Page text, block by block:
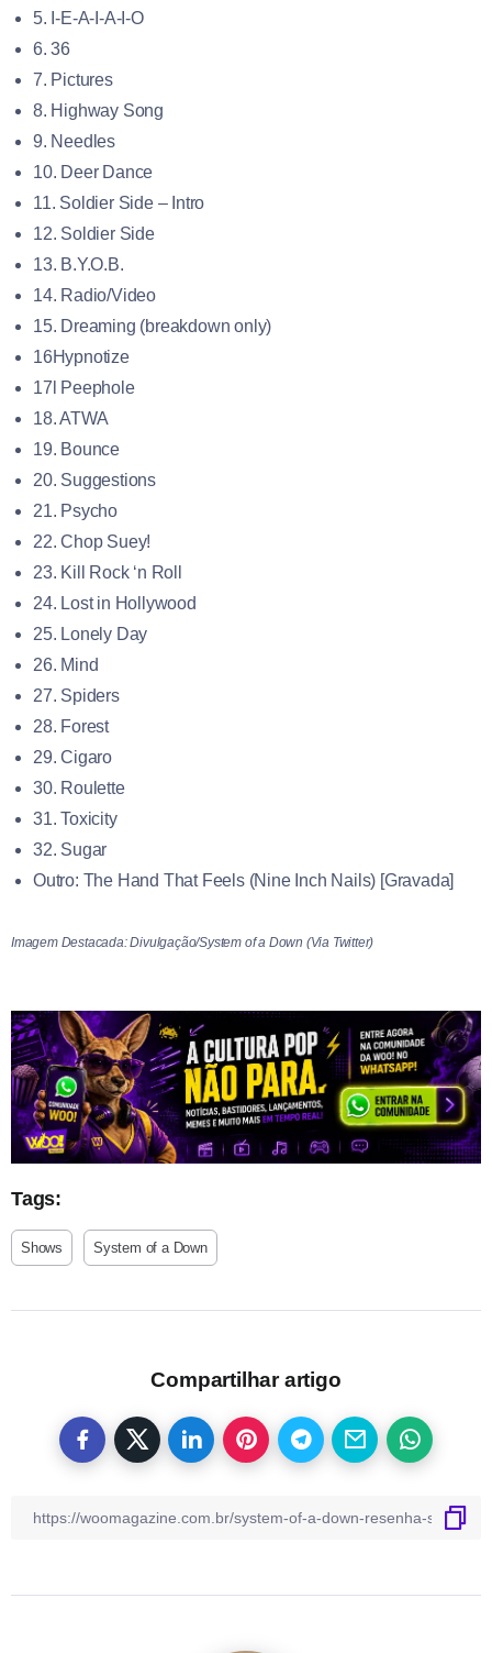
5. I-E-A-I-A-I-O
6. 36
7. Pictures
8. Highway Song
9. Needles
10. Deer Dance
11. Soldier Side – Intro
12. Soldier Side
13. B.Y.O.B.
14. Radio/Video
15. Dreaming (breakdown only)
16Hypnotize
17l Peephole
18. ATWA
19. Bounce
20. Suggestions
21. Psycho
22. Chop Suey!
23. Kill Rock ‘n Roll
24. Lost in Hollywood
25. Lonely Day
26. Mind
27. Spiders
28. Forest
29. Cigaro
30. Roulette
31. Toxicity
32. Sugar
Outro: The Hand That Feels (Nine Inch Nails) [Gravada]
Imagem Destacada: Divulgação/System of a Down (Via Twitter)
Tags:
Shows System of a Down
Compartilhar artigo